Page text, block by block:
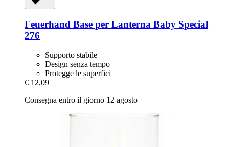
Feuerhand Base per Lanterna Baby Special
276
Supporto stabile
Design senza tempo
Protegge le superfici
€ 12,09
Consegna entro il giorno 12 agosto